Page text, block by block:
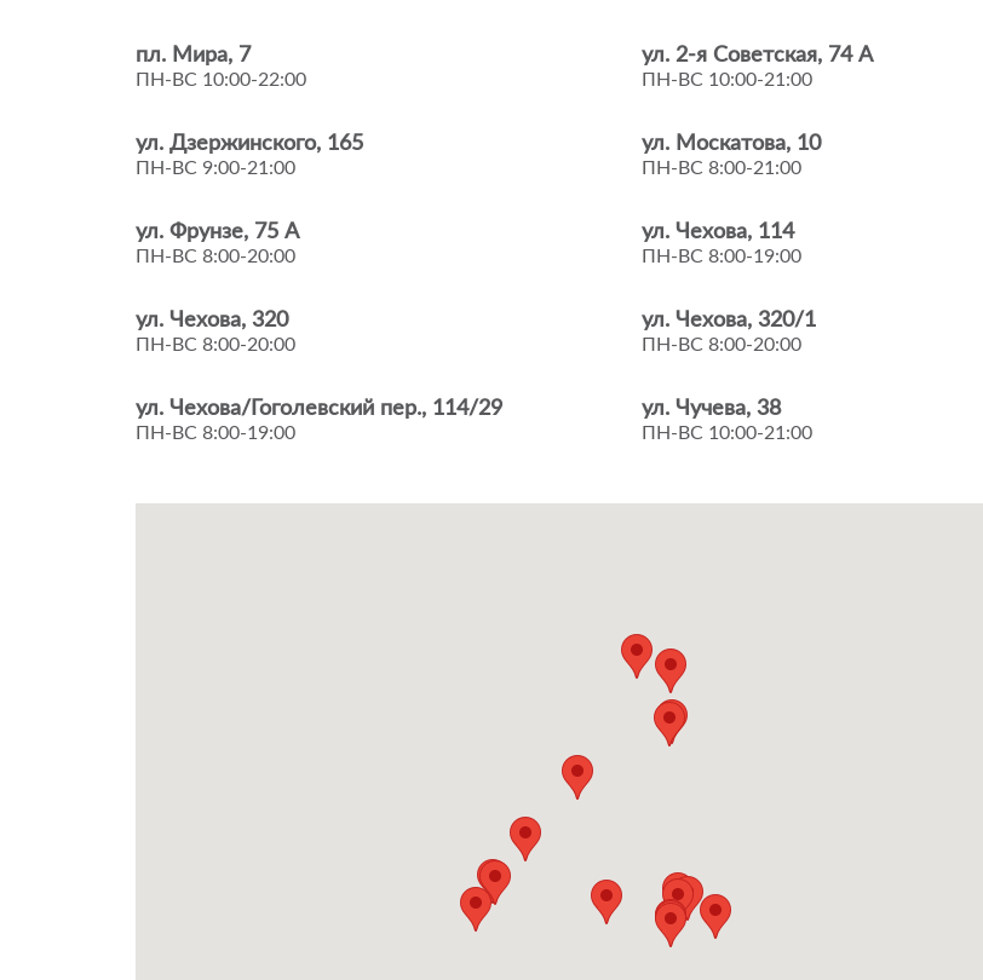
пл. Мира, 7
ПН-ВС 10:00-22:00
ул. 2-я Советская, 74 А
ПН-ВС 10:00-21:00
ул. Дзержинского, 165
ПН-ВС 9:00-21:00
ул. Москатова, 10
ПН-ВС 8:00-21:00
ул. Фрунзе, 75 А
ПН-ВС 8:00-20:00
ул. Чехова, 114
ПН-ВС 8:00-19:00
ул. Чехова, 320
ПН-ВС 8:00-20:00
ул. Чехова, 320/1
ПН-ВС 8:00-20:00
ул. Чехова/Гоголевский пер., 114/29
ПН-ВС 8:00-19:00
ул. Чучева, 38
ПН-ВС 10:00-21:00